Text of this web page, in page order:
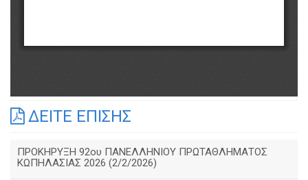
ΔΕΙΤΕ ΕΠΙΣΗΣ
ΠΡΟΚΗΡΥΞΗ 92ου ΠΑΝΕΛΛΗΝΙΟΥ ΠΡΩΤΑΘΛΗΜΑΤΟΣ
ΚΩΠΗΛΑΣΙΑΣ 2026 (2/2/2026)